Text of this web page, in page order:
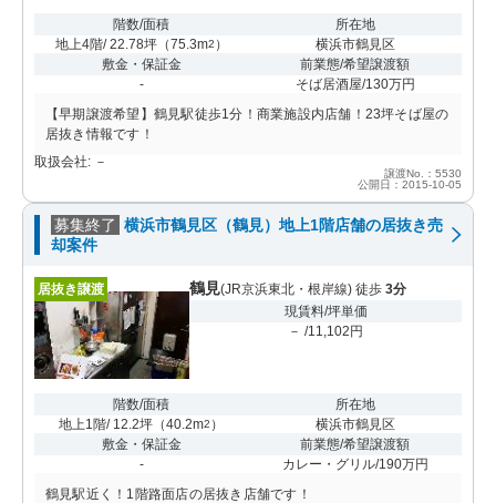
階数/面積
地上4階/ 22.78坪（75.3m2 ）
所在地
横浜市鶴見区
敷金・保証金
-
前業態/希望譲渡額
そば居酒屋/130万円
【早期譲渡希望】鶴見駅徒歩1分！商業施設内店舗！23坪そば屋の
居抜き情報です！
取扱会社: －
譲渡No.：5530
公開日：2015-10-05
募集終了 横浜市鶴見区（鶴見）地上1階店舗の居抜き売
却案件
居抜き譲渡 鶴見(JR京浜東北・根岸線) 徒歩 3分
現賃料/坪単価
－ /11,102円
階数/面積
地上1階/ 12.2坪 （40.2m2 ）
所在地
横浜市鶴見区
敷金・保証金
-
前業態/希望譲渡額
カレー・グリル/190万円
鶴見駅近く！1階路面店の居抜き店舗です！